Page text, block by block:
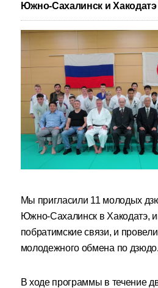
Южно-Сахалинск и Хакодатэ
Мы пригласили 11 молодых
Южно-Сахалинск в Хакодатэ,
побратимские связи, и
молодежного обмена по дзюдо.
В ходе программы в течение